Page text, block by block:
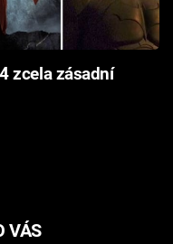
zcela zásadní
VÁS